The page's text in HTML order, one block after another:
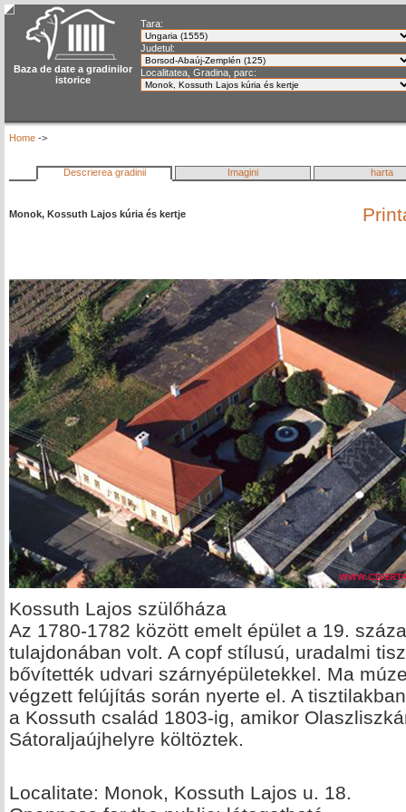
Baza de date a gradinilor
istorice
Tara:
Judetul:
Localitatea, Gradina, parc:
Home ->
Descrierea gradinii Imagini harta
Monok, Kossuth Lajos kúria és kertje
Kossuth Lajos szülőháza
Az 1780-1782 között emelt épület a 19.
tulajdonában volt. A copf stílusú, uradalmi
bővítették udvari szárnyépületekkel. Ma
végzett felújítás során nyerte el. A
a Kossuth család 1803-ig, amikor
Sátoraljaújhelyre költöztek.
Localitate: Monok, Kossuth Lajos u. 18.